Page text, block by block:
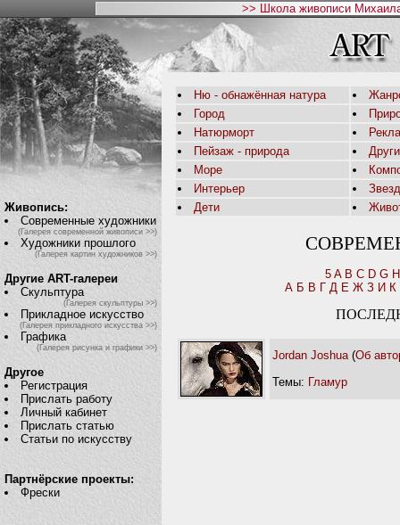
>> Школа живописи
Живопись:
Современные художники
(Галерея современной живописи >>)
Художники прошлого
(Галерея картин художников >>)
Другие ART-галереи
Скульптура
(Галерея скульптуры >>)
Прикладное искусство
(Галерея прикладного искусства >>)
Графика
(Галерея рисунка и графики >>)
Другое
Регистрация
Прислать работу
Личный кабинет
Прислать статью
Статьи по искусству
Партнёрские проекты:
Фрески
Ню - обнажённая натура
Город
Натюрморт
Пейзаж - природа
Море
Интерьер
Дети
5 A B C D G H
А Б В Г Д Е Ж З И К
Jordan Joshua (Об
Темы: Гламур